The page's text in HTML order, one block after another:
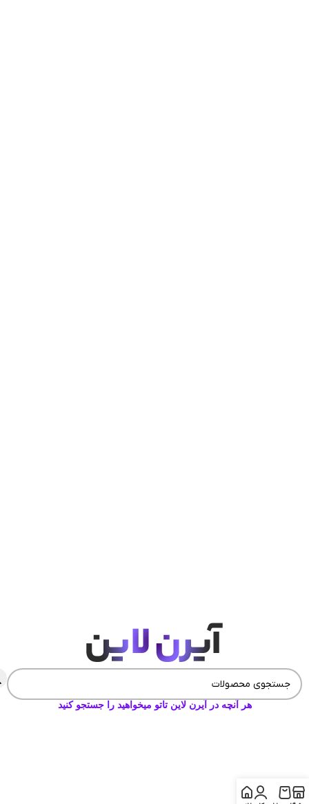
هر آنچه در آیرن لاین تاتو میخواهید را جستجو کنید